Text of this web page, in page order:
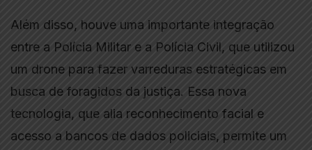
Além disso, houve uma importante integração
entre a Polícia Militar e a Polícia Civil, que utilizou
um drone para fazer varreduras estratégicas em
busca de foragidos da justiça. Essa nova
tecnologia, que alia reconhecimento facial e
acesso a bancos de dados policiais, permite um